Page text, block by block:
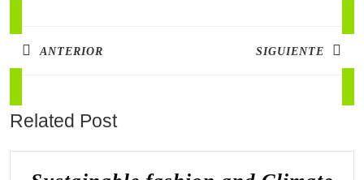
ANTERIOR SIGUIENTE
Related Post